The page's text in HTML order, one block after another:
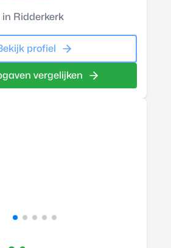
Ridderkerk
profiel
vergelijken